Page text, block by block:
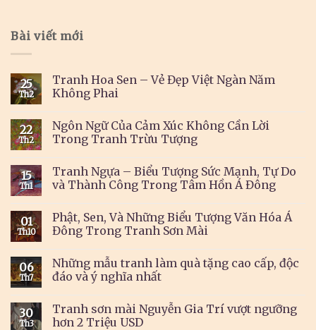
Bài viết mới
25
Th2
Tranh Hoa Sen – Vẻ Đẹp Việt Ngàn Năm
Không Phai
22
Th2
Ngôn Ngữ Của Cảm Xúc Không Cần Lời
Trong Tranh Trừu Tượng
15
Th1
Tranh Ngựa – Biểu Tượng Sức Mạnh, Tự Do
và Thành Công Trong Tâm Hồn Á Đông
01
Th10
Phật, Sen, Và Những Biểu Tượng Văn Hóa Á
Đông Trong Tranh Sơn Mài
06
Th7
Những mẫu tranh làm quà tặng cao cấp, độc
đáo và ý nghĩa nhất
30
Th3
Tranh sơn mài Nguyễn Gia Trí vượt ngưỡng
hơn 2 Triệu USD